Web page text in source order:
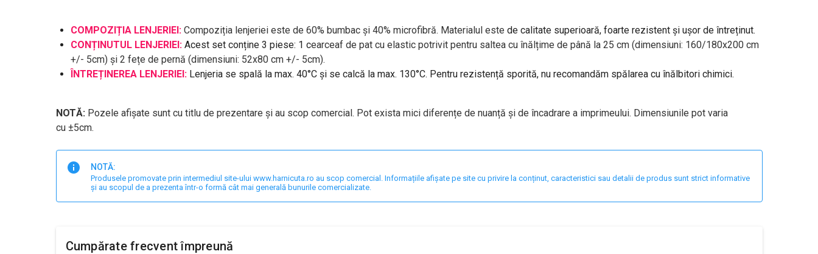
COMPOZIȚIA LENJERIEI: Compoziția lenjeriei este de 60% bumbac și 40% microfibră. Materialul este de calitate superioară, foarte rezistent și ușor de întreținut.
CONȚINUTUL LENJERIEI: Acest set conține 3 piese: 1 cearceaf de pat cu elastic potrivit pentru saltea cu înălțime de până la 25 cm (dimensiuni: 160/180x200 cm
+/- 5cm) și 2 fețe de pernă (dimensiuni: 52x80 cm +/- 5cm).
ÎNTREȚINEREA LENJERIEI: Lenjeria se spală la max. 40°C și se calcă la max. 130°C. Pentru rezistență sporită, nu recomandăm spălarea cu înălbitori chimici.
NOTĂ: Pozele afișate sunt cu titlu de prezentare și au scop comercial. Pot exista mici diferențe de nuanță și de încadrare a imprimeului. Dimensiunile pot varia
cu ±5cm.
NOTĂ:
Produsele promovate prin intermediul site-ului www.harnicuta.ro au scop comercial. Informațiile afișate pe site cu privire la conținut, caracteristici sau detalii de produs sunt strict informative
și au scopul de a prezenta într-o formă cât mai generală bunurile comercializate.
Cumpărate frecvent împreună